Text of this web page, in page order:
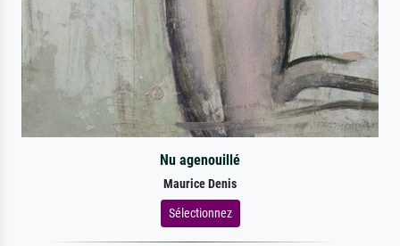
Nu agenouillé
Maurice Denis
Sélectionnez